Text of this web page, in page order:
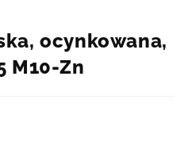
ocynkowana,
M10-Zn